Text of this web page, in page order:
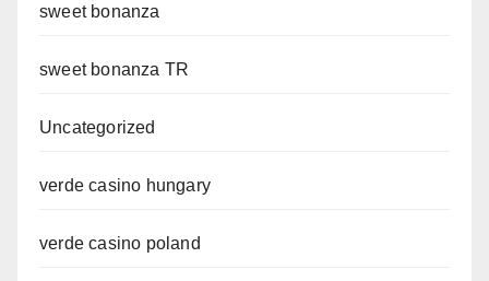
sweet bonanza
sweet bonanza TR
Uncategorized
verde casino hungary
verde casino poland